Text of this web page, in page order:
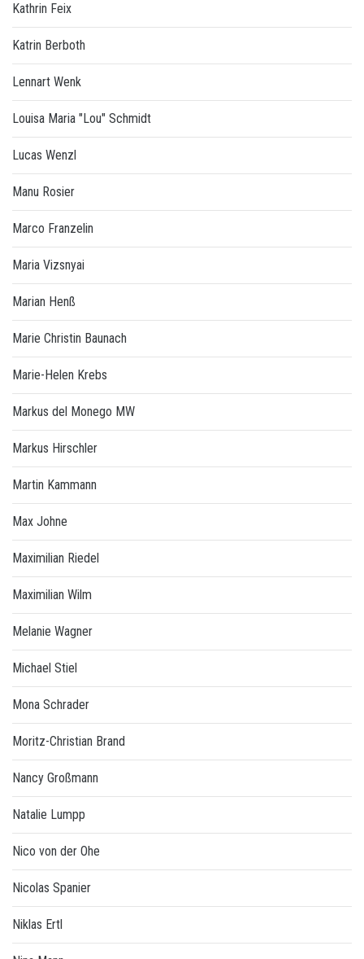
Kathrin Feix
Katrin Berboth
Lennart Wenk
Louisa Maria "Lou" Schmidt
Lucas Wenzl
Manu Rosier
Marco Franzelin
Maria Vizsnyai
Marian Henß
Marie Christin Baunach
Marie-Helen Krebs
Markus del Monego MW
Markus Hirschler
Martin Kammann
Max Johne
Maximilian Riedel
Maximilian Wilm
Melanie Wagner
Michael Stiel
Mona Schrader
Moritz-Christian Brand
Nancy Großmann
Natalie Lumpp
Nico von der Ohe
Nicolas Spanier
Niklas Ertl